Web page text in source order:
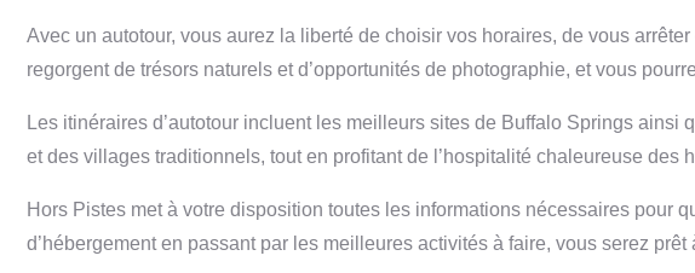
Avec un autotour, vous aurez la liberté de choisir vos horaires, de vous
regorgent de trésors naturels et d’opportunités de photographie, et vous
Les itinéraires d’autotour incluent les meilleurs sites de Buffalo Springs
et des villages traditionnels, tout en profitant de l’hospitalité chaleureuse des
Hors Pistes met à votre disposition toutes les informations nécessaires pour
d’hébergement en passant par les meilleures activités à faire, vous serez